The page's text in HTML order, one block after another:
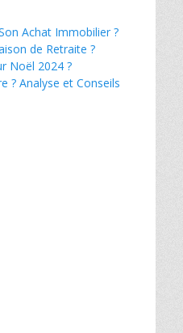
Achat Immobilier ?
de Retraite ?
Noël 2024 ?
? Analyse et Conseils